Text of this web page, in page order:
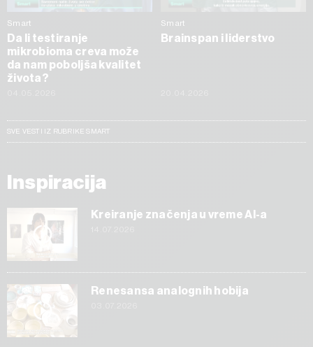
Smart
Da li testiranje
mikrobioma creva može
da nam poboljša kvalitet
života?
Smart
Brainspan i liderstvo
SVE VESTI IZ RUBRIKE SMART
Inspiracija
Kreiranje značenja u vreme AI-a
Renesansa analognih hobija